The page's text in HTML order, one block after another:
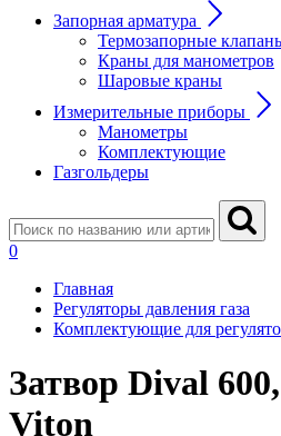
Запорная арматура
Термозапорные
Краны для манометров
Шаровые краны
Измерительные приборы
Манометры
Комплектующие
Газгольдеры
0
Главная
Регуляторы давления газа
Комплектующие для
Затвор Dival
Viton